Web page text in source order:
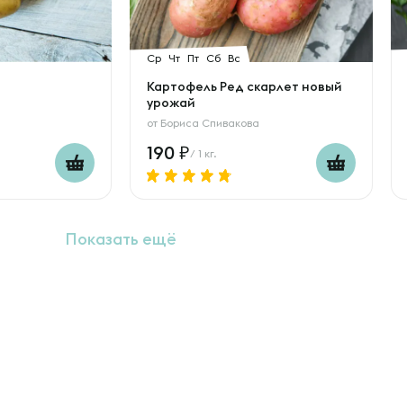
Ср Чт Пт Сб Вс
Картофель Ред скарлет новый
урожай
от Бориса Спивакова
190 / 1 кг.
Показать ещё